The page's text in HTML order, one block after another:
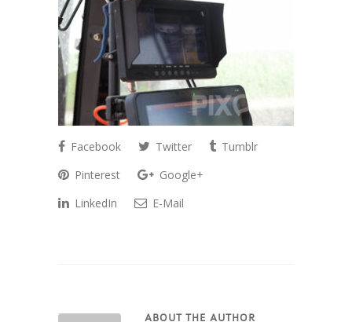
Facebook Twitter
Tumblr
Pinterest
Google+
LinkedIn
E-Mail
ABOUT THE AUTHOR